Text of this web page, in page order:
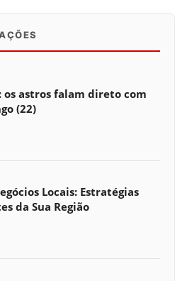
os astros falam direto com
(22)
Locais: Estratégias
da Sua Região